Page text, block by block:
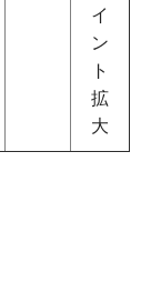
イ
ン
ト
拡
大